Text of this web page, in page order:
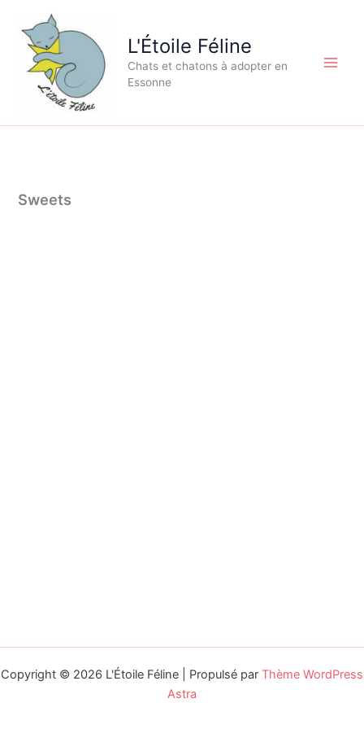
contenu
L'Étoile Féline
Chats et chatons à adopter en
Essonne
Sweets
Copyright © 2026 L'Étoile Féline | Propulsé par Thème WordPress
Astra